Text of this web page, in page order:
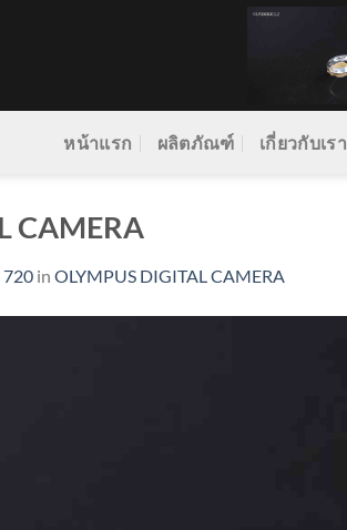
หน้าแรก ผลิตภัณฑ์ เกี่ยวกับเรา
CAMERA
720 in OLYMPUS DIGITAL CAMERA